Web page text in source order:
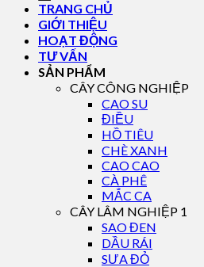
TRANG CHỦ
GIỚI THIỆU
HOẠT ĐỘNG
TƯ VẤN
SẢN PHẨM
CÂY CÔNG NGHIỆP
CAO SU
ĐIỀU
HỒ TIÊU
CHÈ XANH
CAO CAO
CÀ PHÊ
MẮC CA
CÂY LÂM NGHIỆP 1
SAO ĐEN
DẦU RÁI
SƯA ĐỎ